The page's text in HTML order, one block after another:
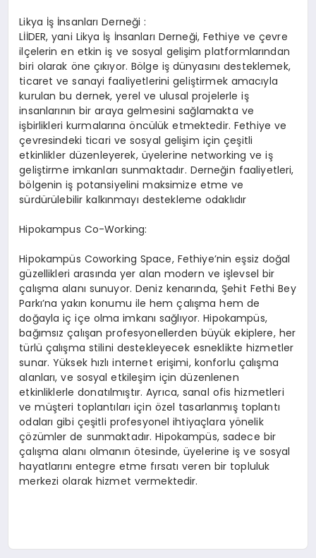
Likya İş İnsanları Derneği :
LİİDER, yani Likya İş İnsanları Derneği, Fethiye ve çevre
ilçelerin en etkin iş ve sosyal gelişim platformlarından
biri olarak öne çıkıyor. Bölge iş dünyasını desteklemek,
ticaret ve sanayi faaliyetlerini geliştirmek amacıyla
kurulan bu dernek, yerel ve ulusal projelerle iş
insanlarının bir araya gelmesini sağlamakta ve
işbirlikleri kurmalarına öncülük etmektedir. Fethiye ve
çevresindeki ticari ve sosyal gelişim için çeşitli
etkinlikler düzenleyerek, üyelerine networking ve iş
geliştirme imkanları sunmaktadır. Derneğin faaliyetleri,
bölgenin iş potansiyelini maksimize etme ve
sürdürülebilir kalkınmayı destekleme odaklıdır
Hipokampus Co-Working:
Hipokampüs Coworking Space, Fethiye’nin eşsiz doğal
güzellikleri arasında yer alan modern ve işlevsel bir
çalışma alanı sunuyor. Deniz kenarında, Şehit Fethi Bey
Parkı’na yakın konumu ile hem çalışma hem de
doğayla iç içe olma imkanı sağlıyor. Hipokampüs,
bağımsız çalışan profesyonellerden büyük ekiplere, her
türlü çalışma stilini destekleyecek esneklikte hizmetler
sunar. Yüksek hızlı internet erişimi, konforlu çalışma
alanları, ve sosyal etkileşim için düzenlenen
etkinliklerle donatılmıştır. Ayrıca, sanal ofis hizmetleri
ve müşteri toplantıları için özel tasarlanmış toplantı
odaları gibi çeşitli profesyonel ihtiyaçlara yönelik
çözümler de sunmaktadır. Hipokampüs, sadece bir
çalışma alanı olmanın ötesinde, üyelerine iş ve sosyal
hayatlarını entegre etme fırsatı veren bir topluluk
merkezi olarak hizmet vermektedir.